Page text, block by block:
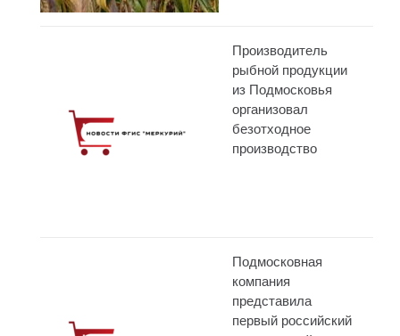
Производитель
рыбной продукции
из Подмосковья
организовал
безотходное
производство
Подмосковная
компания
представила
первый российский